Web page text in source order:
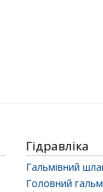
Гідравліка
Гальмівний
Головний